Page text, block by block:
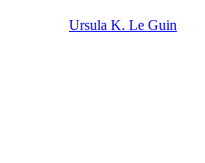
Ursula K. Le Guin